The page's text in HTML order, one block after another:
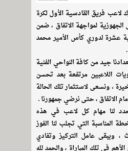
لاعب فريق القادسية الأول لكرة
لمواجهة الاتفاق ، ضمن
عشرة لدوري كأس الأمير محمد
جيد من كافة النواحي الفنية
اللاعبين مرتفعة بعد تحسن
، ونسعى لاستثمار تلك الحالة
الاتفاق ، حتى نرضي جمهورنا .
لنا مهام كل لاعب في هذه
المناسبة التي تجلب لنا الفوز
، ويبقى عامل التركيز وتفادي
في تلك المباراة ، والحمد لله